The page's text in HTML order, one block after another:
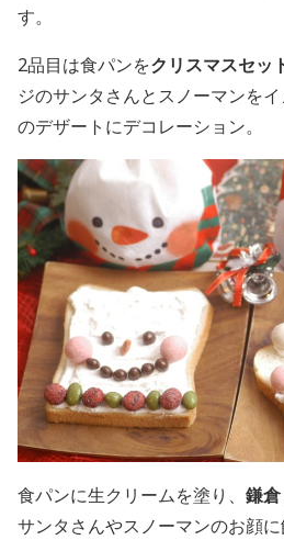
す。
2品目は食パンをクリスマスセッ
ジのサンタさんとスノーマンをイ
のデザートにデコレーション。
食パンに生クリームを塗り、 鎌
サンタさんやスノーマンのお顔